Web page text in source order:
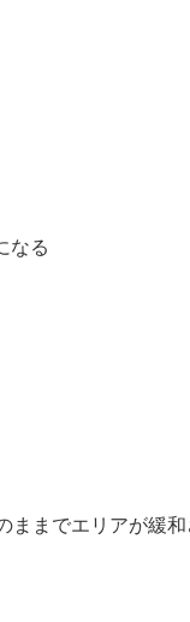
なる
ままでエリアが緩和